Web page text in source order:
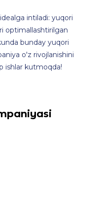
intiladi: yuqori
optimallashtirilgan
bunday yuqori
o'z rivojlanishini
ishlar kutmoqda!